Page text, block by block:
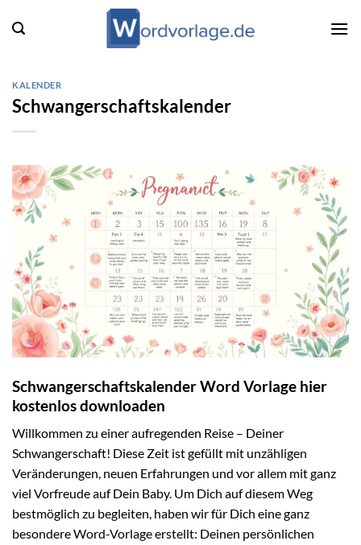
Inhalt
KALENDER
Schwangerschaftskalender
Schwangerschaftskalender Word Vorlage hier
kostenlos downloaden
Willkommen zu einer aufregenden Reise – Deiner
Schwangerschaft! Diese Zeit ist gefüllt mit unzähligen
Veränderungen, neuen Erfahrungen und vor allem mit ganz
viel Vorfreude auf Dein Baby. Um Dich auf diesem Weg
bestmöglich zu begleiten, haben wir für Dich eine ganz
besondere Word-Vorlage erstellt: Deinen persönlichen